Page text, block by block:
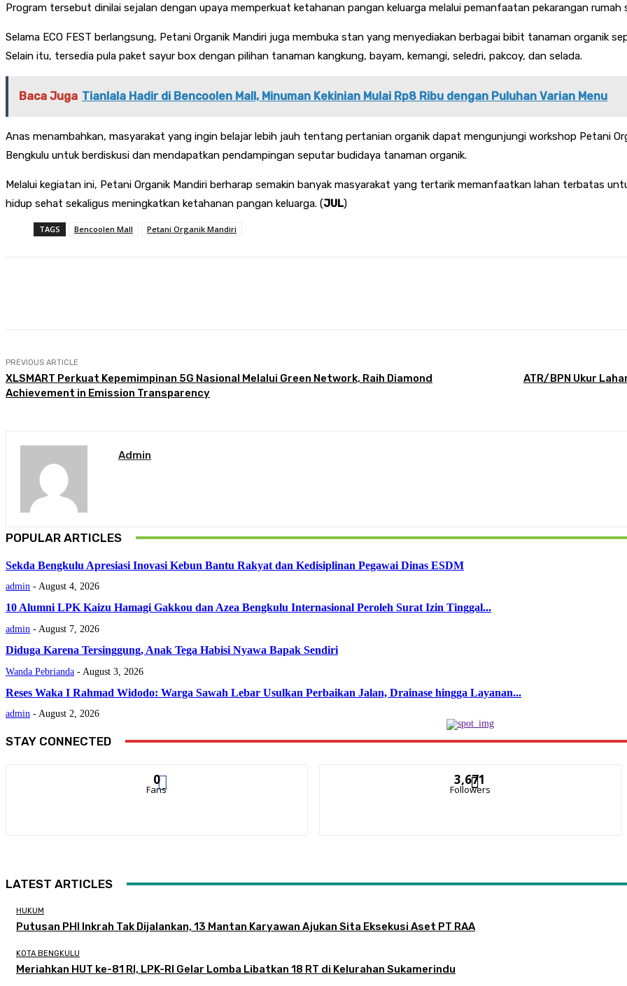
Program tersebut dinilai sejalan dengan upaya memperkuat ketahanan pangan keluarga melalui pemanfaatan pekarangan
Selama ECO FEST berlangsung, Petani Organik Mandiri juga membuka stan yang menyediakan berbagai bibit tanaman organik
Selain itu, tersedia pula paket sayur box dengan pilihan tanaman kangkung, bayam, kemangi, seledri, pakcoy, dan selada.
Baca Juga Tianlala Hadir di Bencoolen Mall, Minuman Kekinian Mulai Rp8 Ribu dengan Puluhan Varian Menu
Anas menambahkan, masyarakat yang ingin belajar lebih jauh tentang pertanian organik dapat mengunjungi workshop Petani
Bengkulu untuk berdiskusi dan mendapatkan pendampingan seputar budidaya tanaman organik.
Melalui kegiatan ini, Petani Organik Mandiri berharap semakin banyak masyarakat yang tertarik memanfaatkan lahan terbatas
hidup sehat sekaligus meningkatkan ketahanan pangan keluarga. (JUL)
TAGS Bencoolen Mall Petani Organik Mandiri
PREVIOUS ARTICLE
XLSMART Perkuat Kepemimpinan 5G Nasional Melalui Green Network, Raih Diamond
Achievement in Emission Transparency
ATR/BPN Ukur
Admin
POPULAR ARTICLES
Sekda Bengkulu Apresiasi Inovasi Kebun Bantu Rakyat dan Kedisiplinan Pegawai Dinas ESDM
admin - August 4, 2026
‎10 Alumni LPK Kaizu Hamagi Gakkou dan Azea Bengkulu Internasional Peroleh Surat Izin Tinggal...
admin - August 7, 2026
Diduga Karena Tersinggung, Anak Tega Habisi Nyawa Bapak Sendiri
Wanda Pebrianda - August 3, 2026
Reses Waka I Rahmad Widodo: Warga Sawah Lebar Usulkan Perbaikan Jalan, Drainase hingga Layanan...
admin - August 2, 2026
STAY CONNECTED
0
Fans
3,671
Followers
LATEST ARTICLES
HUKUM
Putusan PHI Inkrah Tak Dijalankan, 13 Mantan Karyawan Ajukan Sita Eksekusi Aset PT RAA
KOTA BENGKULU
Meriahkan HUT ke-81 RI, LPK-RI Gelar Lomba Libatkan 18 RT di Kelurahan Sukamerindu